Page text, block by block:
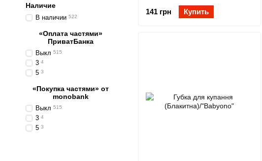
141 грн
Купить
Наличие
В наличии 522
«Оплата частями»
ПриватБанка
Выкл 515
3 4
5 3
«Покупка частями» от
monobank
Выкл 515
3 4
5 3